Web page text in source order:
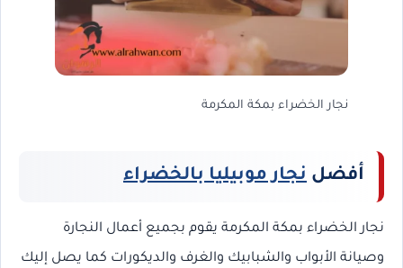
نجار الخضراء بمكة المكرمة
أفضل نجار موبيليا بالخضراء
نجار الخضراء بمكة المكرمة يقوم بجميع أعمال النجارة
وصيانة الأبواب والشبابيك والغرف والديكورات كما يصل إليك